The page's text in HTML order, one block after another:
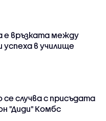
е връзката между
успеха в училище
се случва с присъдата
"Диди" Комбс